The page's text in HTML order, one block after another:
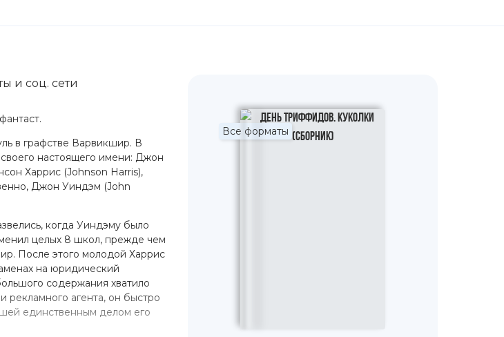
в графстве Варвикшир. В
настоящего имени: Джон
Харрис (Johnson Harris),
Джон Уиндэм (John
когда Уиндэму было
целых 8 школ, прежде чем
После этого молодой Харрис
на юридический
содержания хватило
рекламного агента, он быстро
единственным делом его
и соц. сети
Все форматы